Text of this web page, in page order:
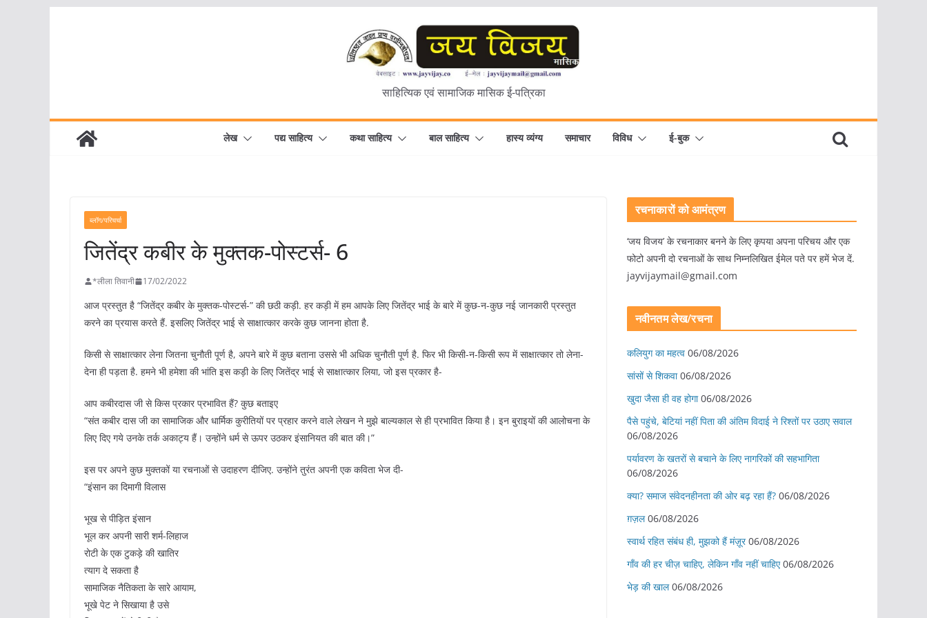
साहित्यिक एवं सामाजिक मासिक ई-पत्रिका
लेख पद्य साहित्य कथा साहित्य बाल साहित्य हास्य व्यंग्य समाचार विविध ई-बुक
ब्लॉग/परिचर्चा
जितेंद्र कबीर के मुक्तक-पोस्टर्स- 6
*लीला तिवानी 17/02/2022
आज प्रस्तुत है “जितेंद्र कबीर के मुक्तक-पोस्टर्स-” की छठी कड़ी. हर कड़ी में हम आपके लिए जितेंद्र भाई के बारे में कुछ-न-कुछ नई जानकारी प्रस्तुत
करने का प्रयास करते हैं. इसलिए जितेंद्र भाई से साक्षात्कार करके कुछ जानना होता है.
किसी से साक्षात्कार लेना जितना चुनौती पूर्ण है, अपने बारे में कुछ बताना उससे भी अधिक चुनौती पूर्ण है. फिर भी किसी-न-किसी रूप में साक्षात्कार तो लेना-
देना ही पड़ता है. हमने भी हमेशा की भांति इस कड़ी के लिए जितेंद्र भाई से साक्षात्कार लिया, जो इस प्रकार है-
आप कबीरदास जी से किस प्रकार प्रभावित हैं? कुछ बताइए
“संत कबीर दास जी का सामाजिक और धार्मिक कुरीतियों पर प्रहार करने वाले लेखन ने मुझे बाल्यकाल से ही प्रभावित किया है। इन बुराइयों की आलोचना के
लिए दिए गये उनके तर्क अकाट्य हैं। उन्होंने धर्म से ऊपर उठकर इंसानियत की बात की।”
इस पर अपने कुछ मुक्तकों या रचनाओं से उदाहरण दीजिए. उन्होंने तुरंत अपनी एक कविता भेज दी-
“इंसान का दिमागी विलास
भूख से पीड़ित इंसान
भूल कर अपनी सारी शर्म-लिहाज
रोटी के एक टुकड़े की खातिर
त्याग दे सकता है
सामाजिक नैतिकता के सारे आयाम,
भूखे पेट ने सिखाया है उसे
रचनाकारों को आमंत्रण
‘जय विजय’ के रचनाकार बनने के लिए कृपया अपना परिचय और एक
फोटो अपनी दो रचनाओं के साथ निम्नलिखित ईमेल पते पर हमें भेज दें.
jayvijaymail@gmail.com
नवीनतम लेख/रचना
कलियुग का महत्व 06/08/2026
सांसों से शिकवा 06/08/2026
खुदा जैसा ही वह होगा 06/08/2026
पैसे पहुंचे, बेटियां नहीं पिता की अंतिम विदाई ने रिश्तों पर उठाए सवाल
06/08/2026
पर्यावरण के खतरों से बचाने के लिए नागरिकों की सहभागिता
06/08/2026
क्या? समाज संवेदनहीनता की ओर बढ़ रहा हैं? 06/08/2026
ग़ज़ल 06/08/2026
स्वार्थ रहित संबंध ही, मुझको हैं मंज़ूर 06/08/2026
गाँव की हर चीज़ चाहिए, लेकिन गाँव नहीं चाहिए 06/08/2026
भेड़ की खाल 06/08/2026